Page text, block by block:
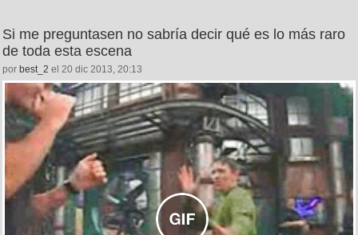
Si me preguntasen no sabría decir qué es lo más raro
de toda esta escena
por best_2 el 20 dic 2013, 20:13